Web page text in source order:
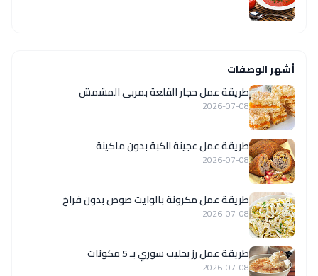
أشهر الوصفات
طريقة عمل حجار القلعة بمربى المشمش
2026-07-08
طريقة عمل عجينة الكبة بدون ماكينة
2026-07-08
طريقة عمل مكرونة بالوايت صوص بدون فراخ
2026-07-08
طريقة عمل رز بحليب سوري بـ 5 مكونات
2026-07-08